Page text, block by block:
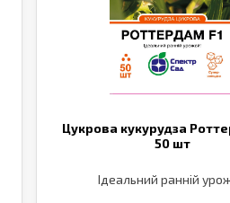
Цукрова кукурудза
50 шт
Ідеальний ранній